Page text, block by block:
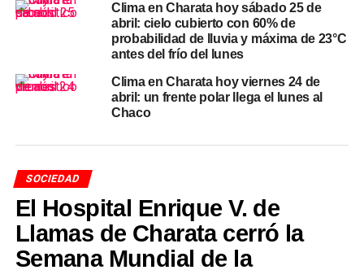
diferencia del locro o el guiso de lentejas, el carrero tiene
dos marcas de identidad que ningún cocinero del campo
sofrito inicial—sellar bien la carne y dorar
las verduras para que el fondo de cocción tenga
profundidad— y lacuchara parada, la prueba definitiva
de que el punto de espesor es el correcto. Si la cuchara
firme sin caer, el guiso está listo.
El guiso carrero en el campo
chaqueño
En el interior del Chaco, donde la ganadería
Clima en Charata hoy sábado 25 de
abril: cielo cubierto con 60% de
probabilidad de lluvia y máxima de 23°C
antes del frío del lunes
Clima en Charata hoy viernes 24 de
abril: un frente polar llega el lunes al
Chaco
SOCIEDAD
El Hospital Enrique V. de
Llamas de Charata cerró la
Semana Mundial de la